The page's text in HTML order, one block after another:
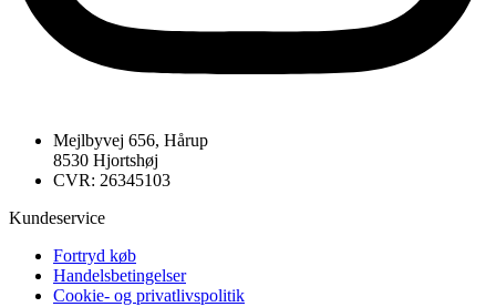
Mejlbyvej 656, Hårup
8530 Hjortshøj
CVR: 26345103
Kundeservice
Fortryd køb
Handelsbetingelser
Cookie- og privatlivspolitik